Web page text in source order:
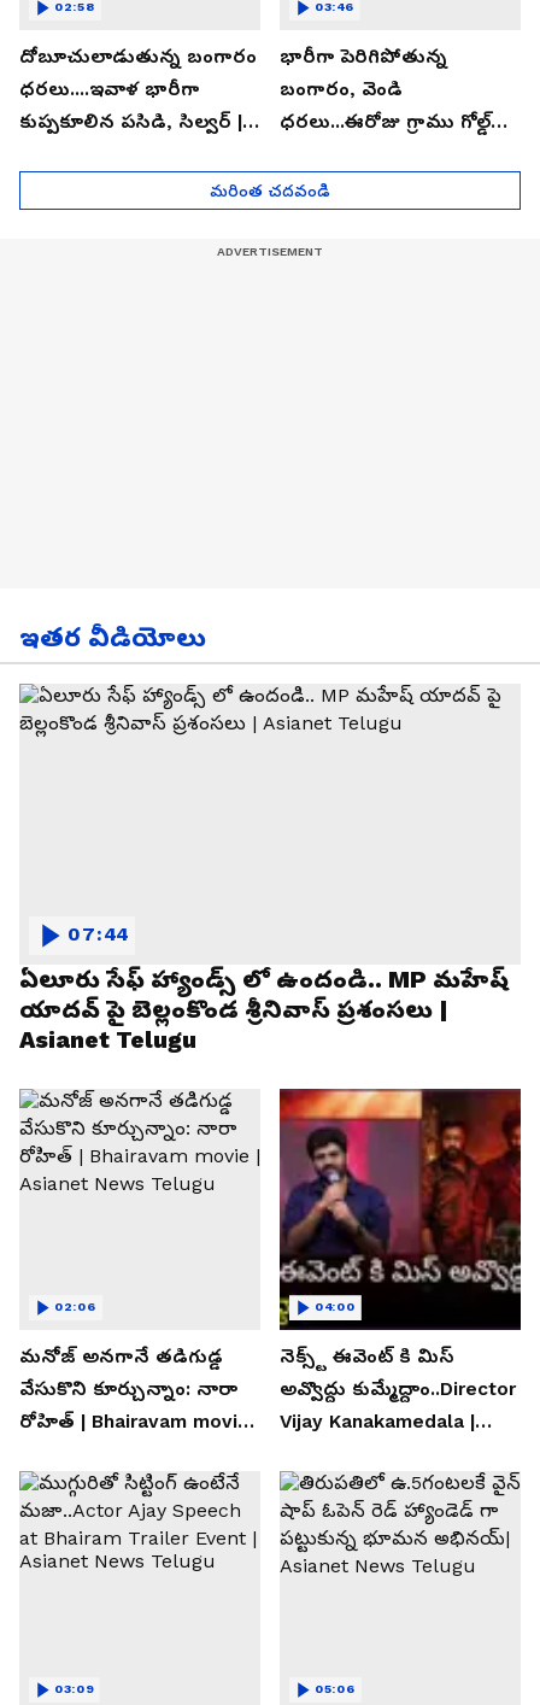
దోబూచులాడుతున్న బంగారం
ధరలు....ఇవాళ భారీగా
కుప్పకూలిన పసిడి, సిల్వర్ |
02:58
భారీగా పెరిగిపోతున్న
బంగారం, వెండి
ధరలు...ఈరోజు గ్రాము గోల్డ్
News Telugu
03:46
మరింత చదవండి
ఇతర వీడియోలు
ఏలూరు సేఫ్ హ్యాండ్స్ లో ఉందండి.. MP మహేష్
యాదవ్ పై బెల్లంకొండ శ్రీనివాస్ ప్రశంసలు |
Asianet Telugu
07:44
మనోజ్ అనగానే తడిగుడ్డ
వేసుకొని కూర్చున్నాం: నారా
రోహిత్ | Bhairavam movie |
02:06
నెక్స్ట్ ఈవెంట్ కి మిస్
అవ్వొద్దు కుమ్మేద్దాం..Director
Vijay Kanakamedala |
04:00
03:09 05:06